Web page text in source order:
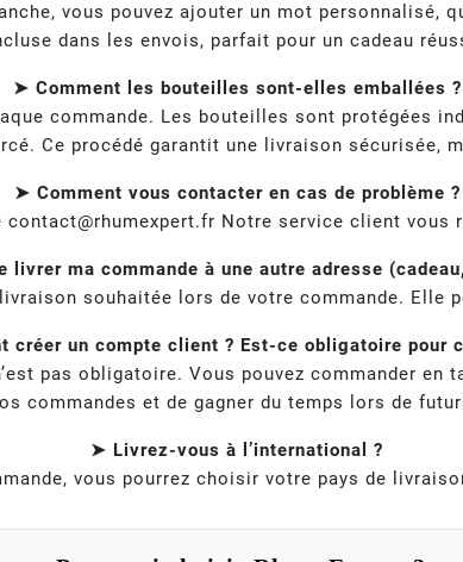
vous pouvez ajouter un mot personnalisé,
dans les envois, parfait pour un cadeau
➤ Comment les bouteilles sont-elles emballées ?
commande. Les bouteilles sont protégées
Ce procédé garantit une livraison sécurisée,
➤ Comment vous contacter en cas de problème ?
contact@rhumexpert.fr Notre service client vous
ma commande à une autre adresse
souhaitée lors de votre commande. Elle
créer un compte client ? Est-ce obligatoire pour
pas obligatoire. Vous pouvez commander en
commandes et de gagner du temps lors de
➤ Livrez-vous à l’international ?
vous pourrez choisir votre pays de